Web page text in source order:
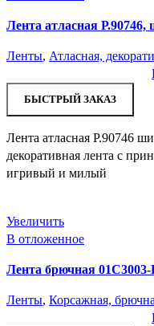
Лента атласная
Ленты, Атласная,
БЫСТРЫЙ ЗАКАЗ
Лента атласная Р.90746
декоративная лента с
игривый и милый
Увеличить
В отложенное
Лента брючная
Ленты, Корсажная,